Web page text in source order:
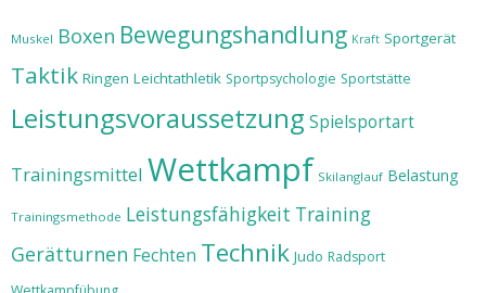
Muskel Boxen Bewegungshandlung Kraft Sportgerät
Taktik Ringen Leichtathletik Sportpsychologie Sportstätte
Leistungsvoraussetzung Spielsportart
Trainingsmittel Wettkampf Skilanglauf Belastung
Trainingsmethode Leistungsfähigkeit Training
Gerätturnen Fechten Technik Judo Radsport